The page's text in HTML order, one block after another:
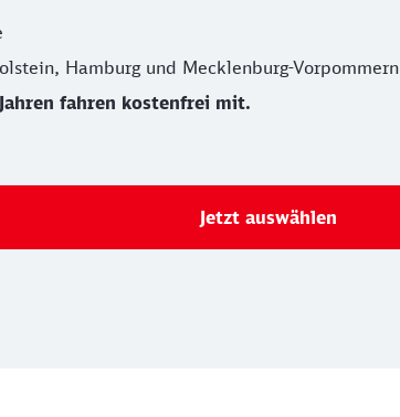
Hamburg und Mecklenburg-Vorpommern
fahren kostenfrei mit.
Jetzt auswählen